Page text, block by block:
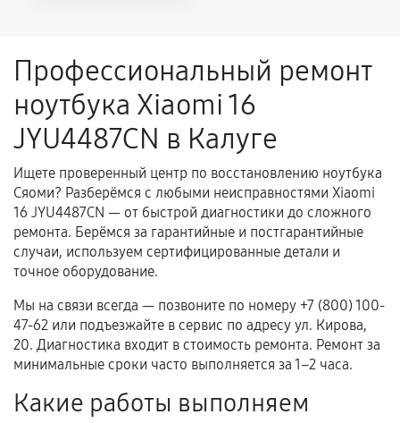
Поломка установленной детали при
нормальной эксплуатации в течение
гарантийного срока.
Несоответствие комплектующей заявленным
техническим характеристикам.
Документы для подтверждения
гарантии
Гарантийный талон.
Акт выполненных работ с датой, перечнем
услуг и сроком гарантии.
и кассовый чек.
Профессиональный ремонт
ноутбука Xiaomi 16
JYU4487CN в Калуге
Ищете проверенный центр по восстановлению ноутбука
Сяоми? Разберёмся с любыми неисправностями Xiaomi
16 JYU4487CN — от быстрой диагностики до сложного
ремонта. Берёмся за гарантийные и постгарантийные
случаи, используем сертифицированные детали и
точное оборудование.
Мы на связи всегда — позвоните по номеру +7 (800) 100-
47-62 или подъезжайте в сервис по адресу ул. Кирова,
20. Диагностика входит в стоимость ремонта. Ремонт за
минимальные сроки часто выполняется за 1–2 часа.
Какие работы выполняем